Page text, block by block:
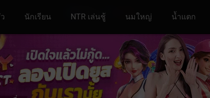
นักเรียน NTR เล่นชู้ นมใหญ่ น้ำแตก